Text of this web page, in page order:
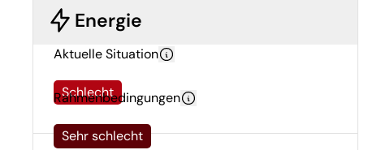
Energie
Aktuelle Situation
Schlecht
Rahmenbedingungen
Sehr schlecht